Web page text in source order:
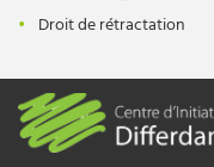
Droit de rétractation